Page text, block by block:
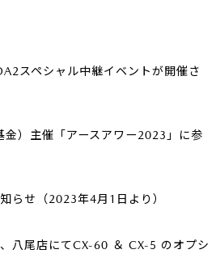
スペシャル中継イベントが開催さ
金）主催「アースアワー2023」に参
らせ（2023年4月1日より）
八尾店にてCX-60 ＆ CX-5 のオプシ